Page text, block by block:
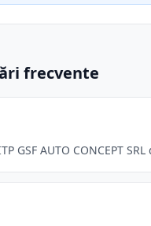
frecvente
GSF AUTO CONCEPT